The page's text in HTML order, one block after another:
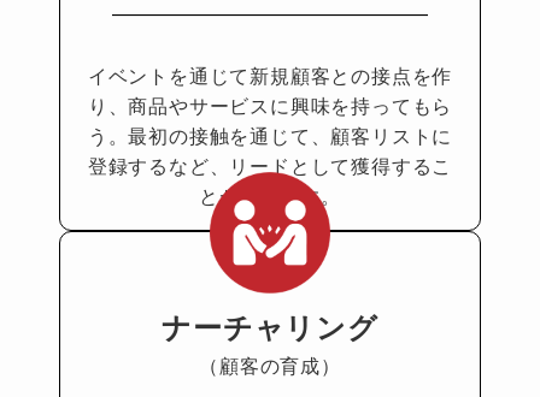
イベントを通じて新規顧客との接点を作
り、商品やサービスに興味を持ってもら
う。最初の接触を通じて、顧客リス トに
登録するなど、リードとして獲得するこ
とができます。
ナーチャリング
（顧客の育成）